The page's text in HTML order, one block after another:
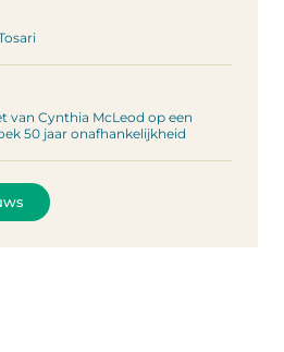
van Cynthia McLeod op een
50 jaar onafhankelijkheid